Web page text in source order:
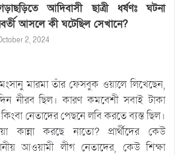
আদিবাসী ছাত্রী ধর্ষণঃ ঘটনা
আসলে কী ঘটেছিল সেখানে?
2, 2024
মংসানু মারমা তাঁর ফেসবুক ওয়ালে লিখেছেন,
দিন নীরব ছিল। কারণ কমবেশী সবাই টাকা
নেতাদের পেছনে লবি করতে ব্যস্ত ছিল।
কান্না করছে নাতো? প্রার্থীদের কেউ
আওয়ামী লীগ নেতাদের, কেউ শিক্ষা